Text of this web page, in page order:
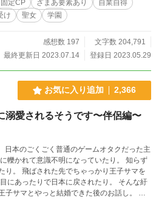
めですが甘々になっていきます ※本編
６０話（約16万字）＋番外編数話くらい ※残酷描写あります ※ R18は後半に
固定CP ざまあ要素あり
自業自得
け 聖女 学園
感想数 197
文字数 204,791
最終更新日 2023.07.14
登録日 2023.05.29
お気に入り追加 2,366
溺愛されるそうです〜伴侶編〜
り。 飛ばされた先でちゃっかり王子サマを
ったりで日本に戻されたり。 そんな紆
サマとやっと結婚できた後のお話し。 結